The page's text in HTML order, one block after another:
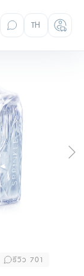
TH
รีวิว 701